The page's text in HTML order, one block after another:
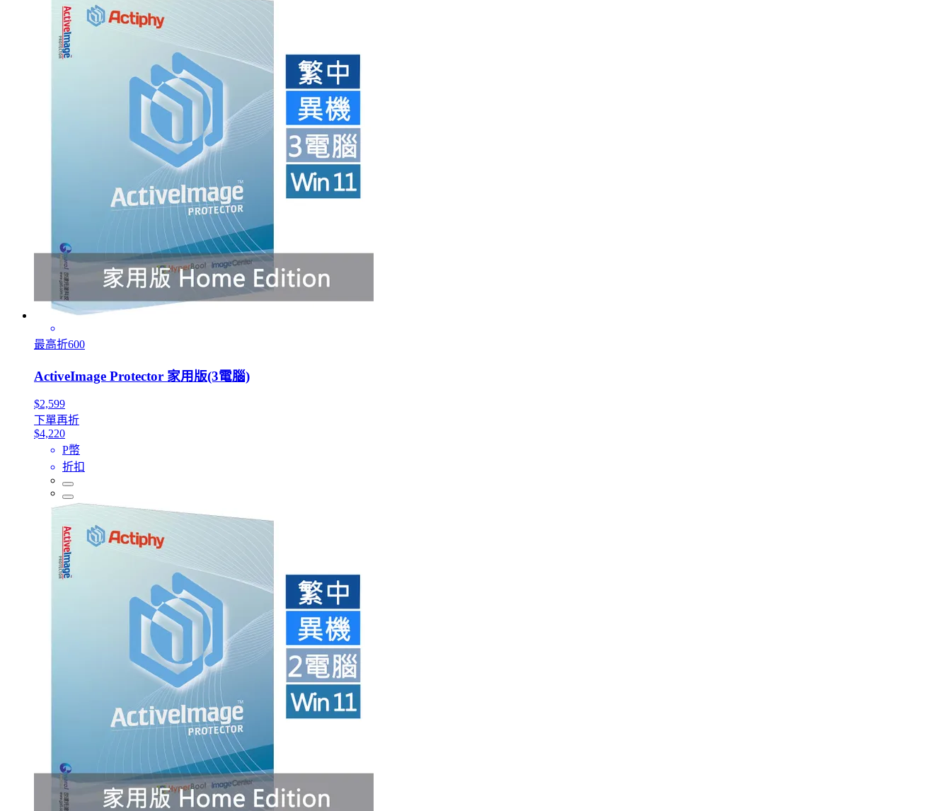
最高折600
ActiveImage Protector 家用版(3電腦)
$2,599
下單再折
$4,220
P幣
折扣